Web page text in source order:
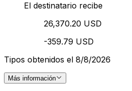
El destinatario recibe
26,370.20 USD
-359.79 USD
Tipos obtenidos el 8/8/2026
Más información